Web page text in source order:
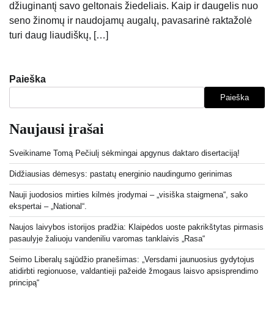
džiuginantį savo geltonais žiedeliais. Kaip ir daugelis nuo
seno žinomų ir naudojamų augalų, pavasarinė raktažolė
turi daug liaudiškų, […]
Paieška
Paieška
Naujausi įrašai
Sveikiname Tomą Pečiulį sėkmingai apgynus daktaro disertaciją!
Didžiausias dėmesys: pastatų energinio naudingumo gerinimas
Nauji juodosios mirties kilmės įrodymai – „visiška staigmena“, sako
ekspertai – „National“.
Naujos laivybos istorijos pradžia: Klaipėdos uoste pakrikštytas pirmasis
pasaulyje žaliuoju vandeniliu varomas tanklaivis „Rasa“
Seimo Liberalų sąjūdžio pranešimas: „Versdami jaunuosius gydytojus
atidirbti regionuose, valdantieji pažeidė žmogaus laisvo apsisprendimo
principą“